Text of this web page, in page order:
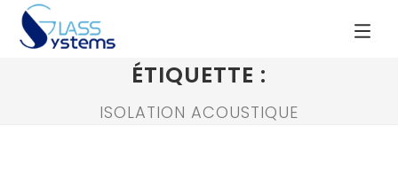
ÉTIQUETTE :
ISOLATION ACOUSTIQUE